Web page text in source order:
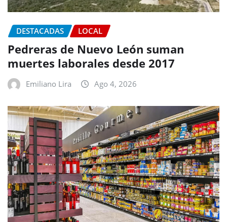
DESTACADAS LOCAL
Pedreras de Nuevo León suman
muertes laborales desde 2017
Emiliano Lira Ago 4, 2026